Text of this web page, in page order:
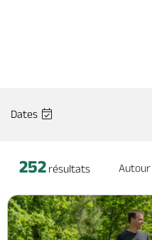
Dates
252 résultats Autour